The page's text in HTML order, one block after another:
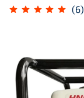
(6)